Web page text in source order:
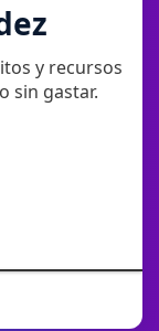
y recursos
sin gastar.